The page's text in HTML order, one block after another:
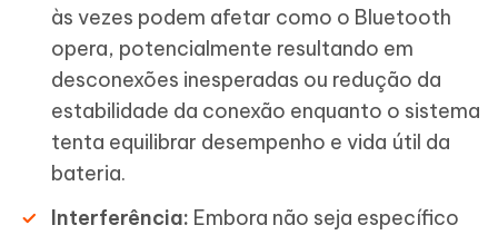
às vezes podem afetar como o Bluetooth
opera, potencialmente resultando em
desconexões inesperadas ou redução da
estabilidade da conexão enquanto o sistema
tenta equilibrar desempenho e vida útil da
bateria.
Interferência: Embora não seja específico